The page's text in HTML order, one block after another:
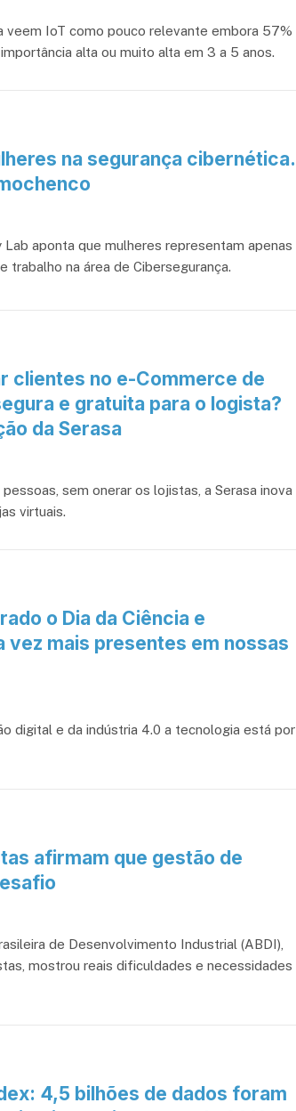
veem IoT como pouco relevante embora 57%
alta ou muito alta em 3 a 5 anos.
na segurança cibernética.
aponta que mulheres representam apenas
trabalho na área de Cibersegurança.
clientes no e-Commerce de
e gratuita para o logista?
da Serasa
sem onerar os lojistas, a Serasa inova
virtuais.
o Dia da Ciência e
vez mais presentes em nossas
digital e da indústria 4.0 a tecnologia está por
afirmam que gestão de
de Desenvolvimento Industrial (ABDI),
mostrou reais dificuldades e necessidades
4,5 bilhões de dados foram